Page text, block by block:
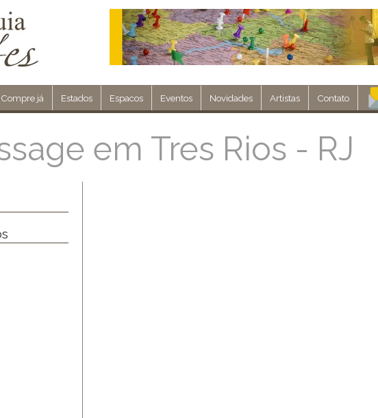
Compre já Estados Espacos Eventos Novidades Artistas Contato
em Tres Rios - RJ